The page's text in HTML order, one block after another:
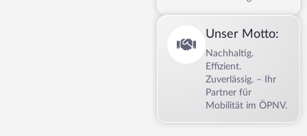
Unser Motto:
Nachhaltig.
Effizient.
Zuverlässig. – Ihr
Partner für
Mobilität im ÖPNV.